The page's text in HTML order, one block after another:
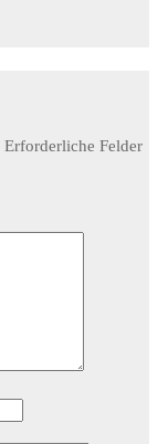
Erforderliche Felder